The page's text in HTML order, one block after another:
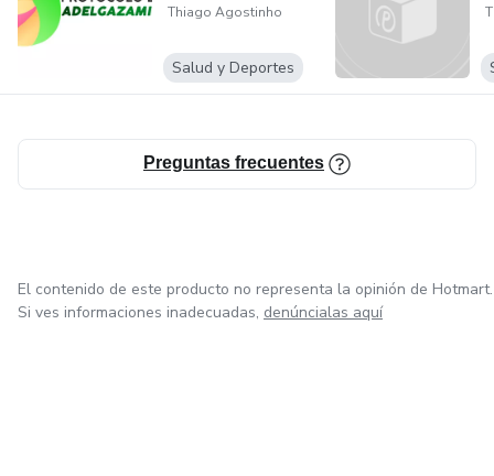
Thiago Agostinho
Salud y Deportes
Preguntas frecuentes
El contenido de este producto no representa la opinión de Hotmart.
Si ves informaciones inadecuadas, denúncialas aquí